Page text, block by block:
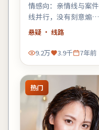
情感向：亲情线与案件
线并行，没有刻意煽
情，却在车站告别那场
悬疑· 线路
9.2万 3.9千 7年前
热门